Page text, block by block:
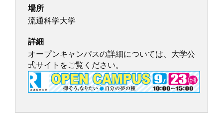
場所
流通科学大学
詳細
オープンキャンパスの詳細については、大学公
式サイトをご覧ください。